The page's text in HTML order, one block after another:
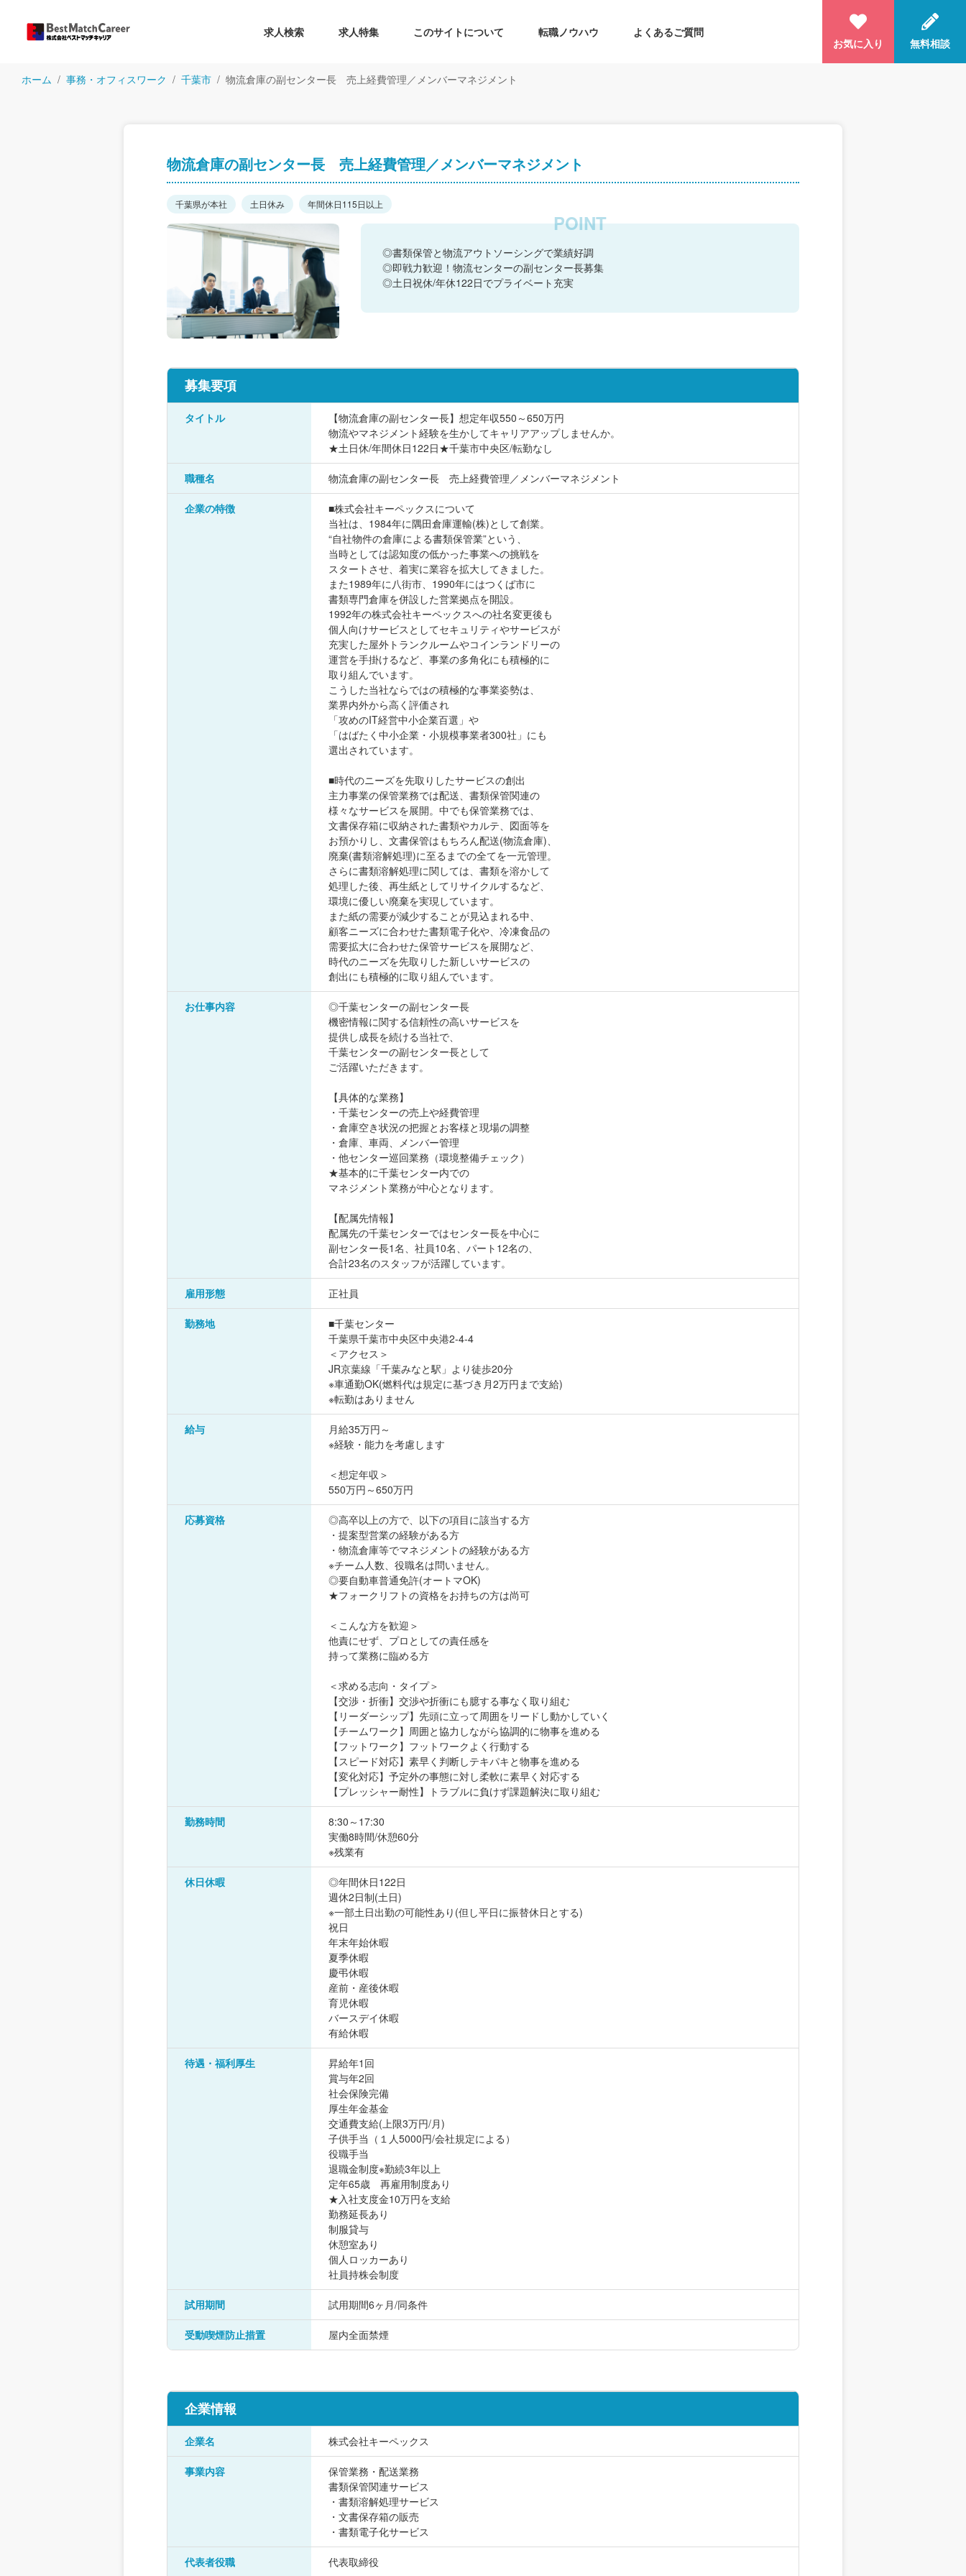
求人検索 求人特集 このサイトについて 転職ノウハウ
よくあるご質問
お気に入り
無料相談
ホーム 事務・オフィスワーク 千葉市 物流倉庫の副センター長 売上経費管理／メンバーマネジメント
物流倉庫の副センター長 売上経費管理／メンバーマネジメント
千葉県が本社 土日休み 年間休日115日以上
◎書類保管と物流アウトソーシングで業績好調
◎即戦力歓迎！物流センターの副センター長募集
◎土日祝休/年休122日でプライベート充実
募集要項
タイトル
【物流倉庫の副センター長】想定年収550～650万円
物流やマネジメント経験を生かしてキャリアアップしませんか。
★土日休/年間休日122日★千葉市中央区/転勤なし
職種名 物流倉庫の副センター長 売上経費管理／メンバーマネジメント
企業の特徴
■株式会社キーペックスについて
当社は、1984年に隅田倉庫運輸(株)として創業。
“自社物件の倉庫による書類保管業”という、
当時としては認知度の低かった事業への挑戦を
スタートさせ、着実に業容を拡大してきました。
また1989年に八街市、1990年にはつくば市に
書類専門倉庫を併設した営業拠点を開設。
1992年の株式会社キーペックスへの社名変更後も
個人向けサービスとしてセキュリティやサービスが
充実した屋外トランクルームやコインランドリーの
運営を手掛けるなど、事業の多角化にも積極的に
取り組んでいます。
こうした当社ならではの積極的な事業姿勢は、
業界内外から高く評価され
「攻めのIT経営中小企業百選」や
「はばたく中小企業・小規模事業者300社」にも
選出されています。
■時代のニーズを先取りしたサービスの創出
主力事業の保管業務では配送、書類保管関連の
様々なサービスを展開。中でも保管業務では、
文書保存箱に収納された書類やカルテ、図面等を
お預かりし、文書保管はもちろん配送(物流倉庫)、
廃棄(書類溶解処理)に至るまでの全てを一元管理。
さらに書類溶解処理に関しては、書類を溶かして
処理した後、再生紙としてリサイクルするなど、
環境に優しい廃棄を実現しています。
また紙の需要が減少することが見込まれる中、
顧客ニーズに合わせた書類電子化や、冷凍食品の
需要拡大に合わせた保管サービスを展開など、
時代のニーズを先取りした新しいサービスの
創出にも積極的に取り組んでいます。
お仕事内容
◎千葉センターの副センター長
機密情報に関する信頼性の高いサービスを
提供し成長を続ける当社で、
千葉センターの副センター長として
ご活躍いただきます。
【具体的な業務】
・千葉センターの売上や経費管理
・倉庫空き状況の把握とお客様と現場の調整
・倉庫、車両、メンバー管理
・他センター巡回業務（環境整備チェック）
★基本的に千葉センター内での
マネジメント業務が中心となります。
【配属先情報】
配属先の千葉センターではセンター長を中心に
副センター長1名、社員10名、パート12名の、
合計23名のスタッフが活躍しています。
雇用形態 正社員
勤務地
■千葉センター
千葉県千葉市中央区中央港2-4-4
＜アクセス＞
JR京葉線「千葉みなと駅」より徒歩20分
※車通勤OK(燃料代は規定に基づき月2万円まで支給)
※転勤はありません
給与
月給35万円～
※経験・能力を考慮します
＜想定年収＞
550万円～650万円
応募資格
◎高卒以上の方で、以下の項目に該当する方
・提案型営業の経験がある方
・物流倉庫等でマネジメントの経験がある方
※チーム人数、役職名は問いません。
◎要自動車普通免許(オートマOK)
★フォークリフトの資格をお持ちの方は尚可
＜こんな方を歓迎＞
他責にせず、プロとしての責任感を
持って業務に臨める方
＜求める志向・タイプ＞
【交渉・折衝】交渉や折衝にも臆する事なく取り組む
【リーダーシップ】先頭に立って周囲をリードし動かしていく
【チームワーク】周囲と協力しながら協調的に物事を進める
【フットワーク】フットワークよく行動する
【スピード対応】素早く判断しテキパキと物事を進める
【変化対応】予定外の事態に対し柔軟に素早く対応する
【プレッシャー耐性】トラブルに負けず課題解決に取り組む
勤務時間
8:30～17:30
実働8時間/休憩60分
※残業有
休日休暇
◎年間休日122日
週休2日制(土日)
※一部土日出勤の可能性あり(但し平日に振替休日とする)
祝日
年末年始休暇
夏季休暇
慶弔休暇
産前・産後休暇
育児休暇
バースデイ休暇
有給休暇
待遇・福利厚生
昇給年1回
賞与年2回
社会保険完備
厚生年金基金
交通費支給(上限3万円/月)
子供手当（１人5000円/会社規定による）
役職手当
退職金制度※勤続3年以上
定年65歳 再雇用制度あり
★入社支度金10万円を支給
勤務延長あり
制服貸与
休憩室あり
個人ロッカーあり
社員持株会制度
試用期間 試用期間6ヶ月/同条件
受動喫煙防止措置 屋内全面禁煙
企業情報
企業名 株式会社キーペックス
事業内容
保管業務・配送業務
書類保管関連サービス
・書類溶解処理サービス
・文書保存箱の販売
・書類電子化サービス
代表者役職 代表取締役